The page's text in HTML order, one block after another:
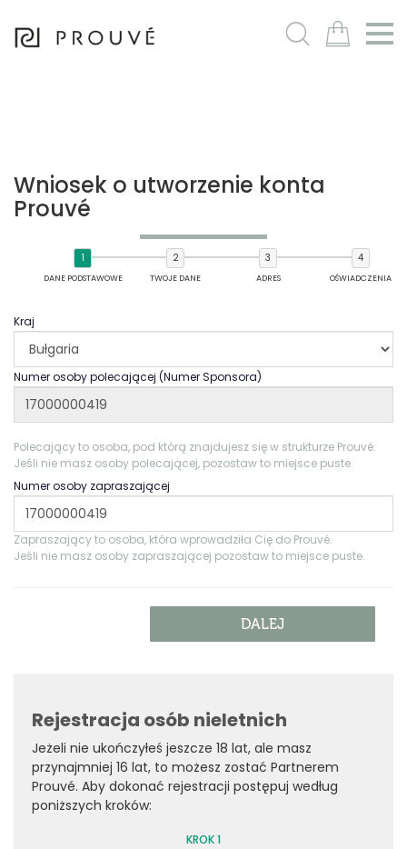
m
Wniosek o utworzenie konta
Prouvé
DANE PODSTAWOWE TWOJE DANE ADRES OŚWIADCZENIA
Kraj
Numer osoby polecającej (Numer Sponsora)
Polecający to osoba, pod którą znajdujesz się w strukturze Prouvé.
Jeśli nie masz osoby polecającej, pozostaw to miejsce puste.
Numer osoby zapraszającej
Zapraszający to osoba, która wprowadziła Cię do Prouvé.
Jeśli nie masz osoby zapraszającej pozostaw to miejsce puste.
Rejestracja osób nieletnich
Jeżeli nie ukończyłeś jeszcze 18 lat, ale masz
przynajmniej 16 lat, to możesz zostać Partnerem
Prouvé. Aby dokonać rejestracji postępuj według
poniższych kroków:
KROK 1